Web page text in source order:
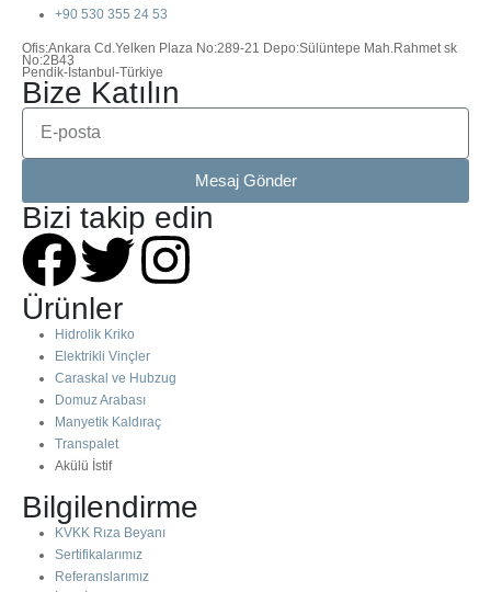
+90 530 355 24 53
Ofis:Ankara Cd.Yelken Plaza No:289-21 Depo:Sülüntepe Mah.Rahmet sk
No:2B43
Pendik-İstanbul-Türkiye
Bize Katılın
Mesaj Gönder
Bizi takip edin
Ürünler
Hidrolik Kriko
Elektrikli Vinçler
Caraskal ve Hubzug
Domuz Arabası
Manyetik Kaldıraç
Transpalet
Akülü İstif
Bilgilendirme
KVKK Rıza Beyanı
Sertifikalarımız
Referanslarımız